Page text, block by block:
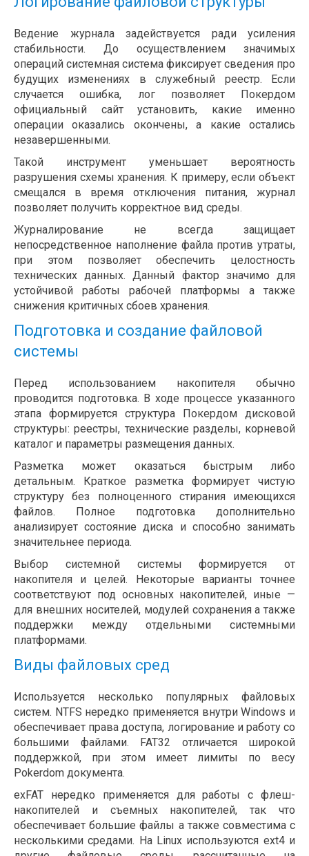
Ведение журнала задействуется ради усиления
стабильности. До осуществлением значимых
операций системная система фиксирует сведения про
будущих изменениях в служебный реестр. Если
случается ошибка, лог позволяет Покердом
официальный сайт установить, какие именно
операции оказались окончены, а какие остались
незавершенными.
Такой инструмент уменьшает вероятность
разрушения схемы хранения. К примеру, если объект
смещался в время отключения питания, журнал
позволяет получить корректное вид среды.
Журналирование не всегда защищает
непосредственное наполнение файла против утраты,
при этом позволяет обеспечить целостность
технических данных. Данный фактор значимо для
устойчивой работы рабочей платформы а также
снижения критичных сбоев хранения.
Подготовка и создание файловой
системы
Перед использованием накопителя обычно
проводится подготовка. В ходе процессе указанного
этапа формируется структура Покердом дисковой
структуры: реестры, технические разделы, корневой
каталог и параметры размещения данных.
Разметка может оказаться быстрым либо
детальным. Краткое разметка формирует чистую
структуру без полноценного стирания имеющихся
файлов. Полное подготовка дополнительно
анализирует состояние диска и способно занимать
значительнее периода.
Выбор системной системы формируется от
накопителя и целей. Некоторые варианты точнее
соответствуют под основных накопителей, иные —
для внешних носителей, модулей сохранения а также
поддержки между отдельными системными
платформами.
Виды файловых сред
Используется несколько популярных файловых
систем. NTFS нередко применяется внутри Windows и
обеспечивает права доступа, логирование и работу со
большими файлами. FAT32 отличается широкой
поддержкой, при этом имеет лимиты по весу
Pokerdom документа.
exFAT нередко применяется для работы с флеш-
накопителей и съемных накопителей, так что
обеспечивает большие файлы а также совместима с
несколькими средами. На Linux используются ext4 и